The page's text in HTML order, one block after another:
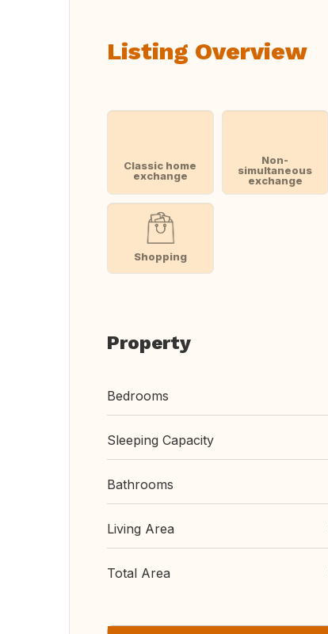
Listing Overview
Classic home
exchange
Non-
simultaneous
exchange
Shopping
Property
Bedrooms
Sleeping Capacity
Bathrooms
Living Area
Total Area